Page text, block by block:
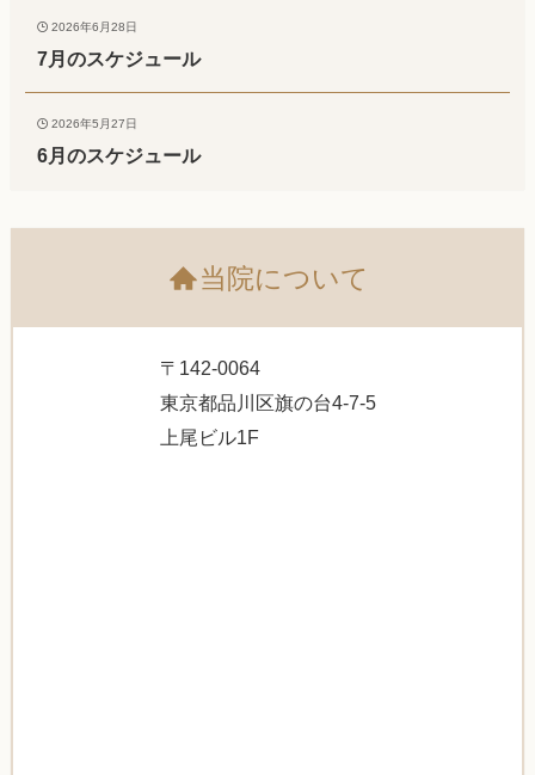
2026年6月28日
7月のスケジュール
2026年5月27日
6月のスケジュール
当院について
〒142-0064
東京都品川区旗の台4-7-5
上尾ビル1F